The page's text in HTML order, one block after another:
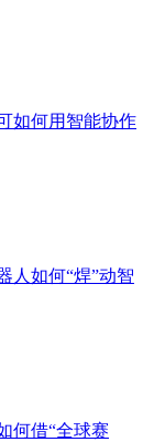
如何用智能协作
人如何“焊”动智
何借“全球赛